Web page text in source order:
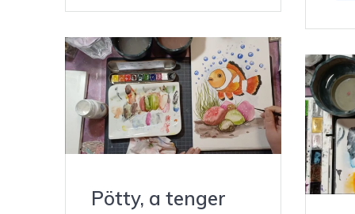
e
b
o
o
k
ss
e
n
g
er
er
e
st
za
m
e
g
Pötty, a tenger